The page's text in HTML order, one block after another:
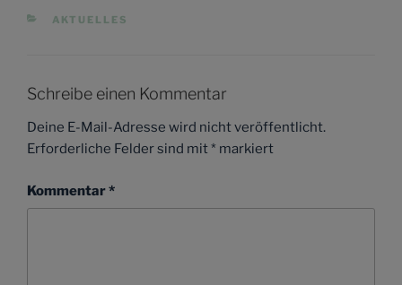
KATEGORIEN
AKTUELLES
Schreibe einen Kommentar
Deine E-Mail-Adresse wird nicht veröffentlicht.
Erforderliche Felder sind mit* markiert
Kommentar*